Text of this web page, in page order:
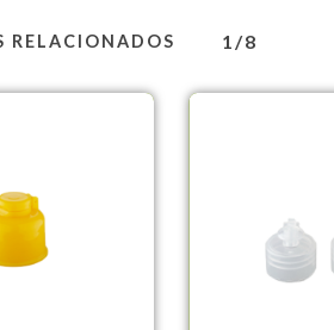
RELACIONADOS 1/8